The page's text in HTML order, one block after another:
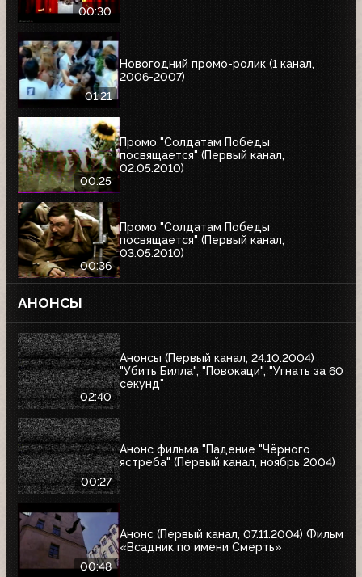
00:30
01:21
Новогодний промо-ролик (1 канал,
2006-2007)
00:25
Промо "Солдатам Победы
посвящается" (Первый канал,
02.05.2010)
00:36
Промо "Солдатам Победы
посвящается" (Первый канал,
03.05.2010)
АНОНСЫ
02:40
Анонсы (Первый канал, 24.10.2004)
"Убить Билла", "Повокаци", "Угнать за 60
секунд"
00:27
Анонс фильма "Падение "Чёрного
ястреба" (Первый канал, ноябрь 2004)
00:48
Анонс (Первый канал, 07.11.2004) Фильм
«Всадник по имени Смерть»